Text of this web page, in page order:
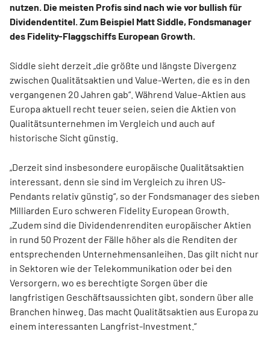
nutzen. Die meisten Profis sind nach wie vor bullish für
Dividendentitel. Zum Beispiel Matt Siddle, Fondsmanager
des Fidelity-Flaggschiffs European Growth.
Siddle sieht derzeit „die größte und längste Divergenz
zwischen Qualitätsaktien und Value-Werten, die es in den
vergangenen 20 Jahren gab“. Während Value-Aktien aus
Europa aktuell recht teuer seien, seien die Aktien von
Qualitätsunternehmen im Vergleich und auch auf
historische Sicht günstig.
„Derzeit sind insbesondere europäische Qualitätsaktien
interessant, denn sie sind im Vergleich zu ihren US-
Pendants relativ günstig“, so der Fondsmanager des sieben
Milliarden Euro schweren Fidelity European Growth.
„Zudem sind die Dividendenrenditen europäischer Aktien
in rund 50 Prozent der Fälle höher als die Renditen der
entsprechenden Unternehmensanleihen. Das gilt nicht nur
in Sektoren wie der Telekommunikation oder bei den
Versorgern, wo es berechtigte Sorgen über die
langfristigen Geschäftsaussichten gibt, sondern über alle
Branchen hinweg. Das macht Qualitätsaktien aus Europa zu
einem interessanten Langfrist-Investment.“